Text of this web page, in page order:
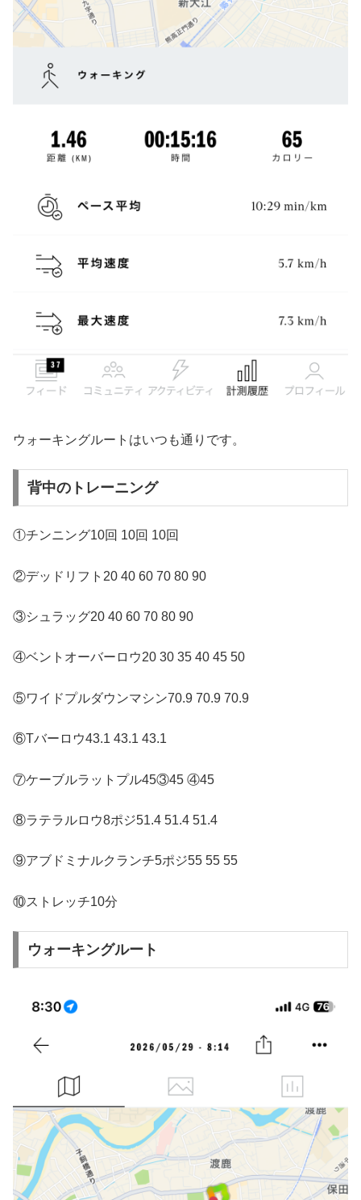
ウォーキングルートはいつも通りです。
背中のトレーニング
①チンニング10回 10回 10回
②デッドリフト20 40 60 70 80 90
③シュラッグ20 40 60 70 80 90
④ベントオーバーロウ20 30 35 40 45 50
⑤ワイドプルダウンマシン70.9 70.9 70.9
⑥Tバーロウ43.1 43.1 43.1
⑦ケーブルラットプル45③45 ④45
⑧ラテラルロウ8ポジ51.4 51.4 51.4
⑨アブドミナルクランチ5ポジ55 55 55
⑩ストレッチ10分
ウォーキングルート